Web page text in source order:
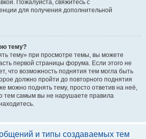
Пожалуйста, свяжитесь с
для получения дополнительной
тему?
тему» при просмотре темы, вы можете
первой страницы форума. Если этого не
что возможность поднятия тем могла быть
должно пройти до повторного поднятия
можно поднять тему, просто ответив на неё,
тем самым вы не нарушаете правила
и типы создаваемых тем